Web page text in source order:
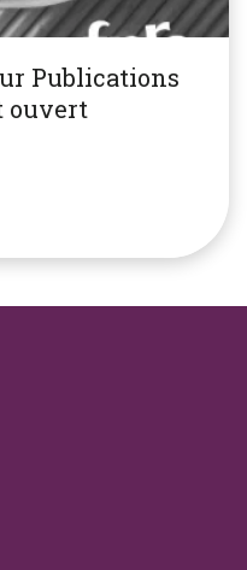
Publications
ouvert